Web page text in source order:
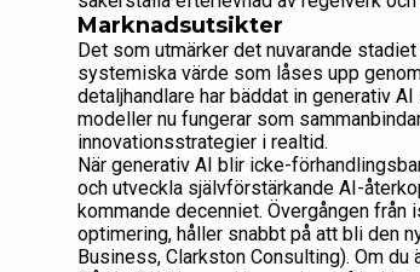
Marknadsutsikter
Det som utmärker det nuvarande
systemiska värde som låses upp
detaljhandlare har bäddat in generativ
modeller nu fungerar som
innovationsstrategier i realtid.
När generativ AI blir icke-
och utveckla självförstärkande AI-
kommande decenniet. Övergången
optimering, håller snabbt på att bli den
Business, Clarkston Consulting). Om